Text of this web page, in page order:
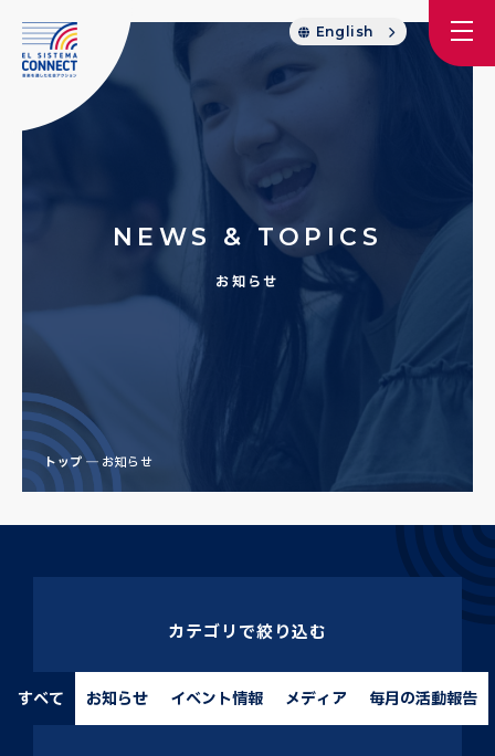
English
NEWS & TOPICS
お知らせ
トップ お知らせ
カテゴリで絞り込む
すべて お知らせ イベント情報 メディア 毎月の活動報告